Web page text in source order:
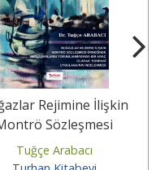
Rejimine İlişkin
Sözleşmesi
Örneğinde
Antlaşmaların...
Tuğçe Arabacı